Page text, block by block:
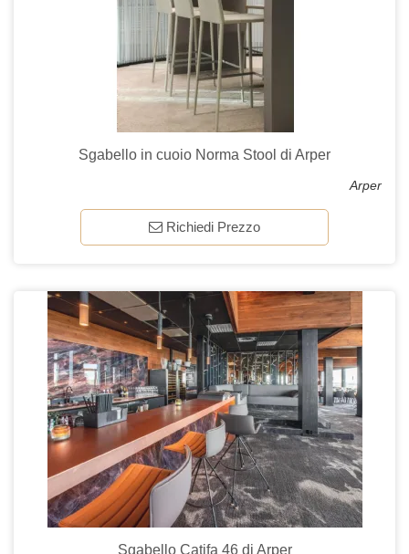
Sgabello in cuoio Norma Stool di Arper
Arper
Richiedi Prezzo
Sgabello Catifa 46 di Arper